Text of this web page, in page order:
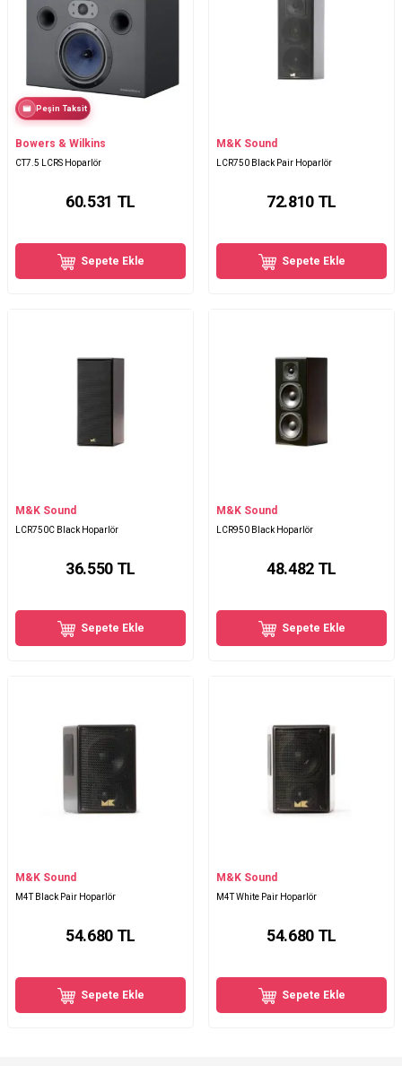
Peşin Taksit
Bowers & Wilkins
CT7.5 LCRS Hoparlör
60.531 TL
Sepete Ekle
M&K Sound
LCR750 Black Pair Hoparlör
72.810TL
Sepete Ekle
M&K Sound
LCR750C Black Hoparlör
36.550TL
Sepete Ekle
M&K Sound
LCR950 Black Hoparlör
48.482TL
Sepete Ekle
M&K Sound
M4T Black Pair Hoparlör
54.680TL
Sepete Ekle
M&K Sound
M4T White Pair Hoparlör
54.680TL
Sepete Ekle